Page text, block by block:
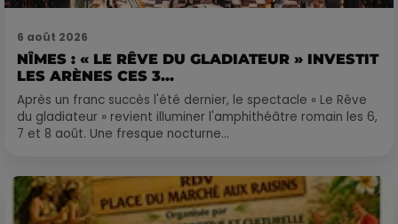
6 août 2026
NÎMES : « LE RÊVE DU GLADIATEUR » INVESTIT
LES ARÈNES CES 3...
Après un franc succès l'été dernier, le spectacle « Le Rêve
du gladiateur » revient illuminer l'amphithéâtre romain les 6,
7 et 8 août. Une fresque nocturne...